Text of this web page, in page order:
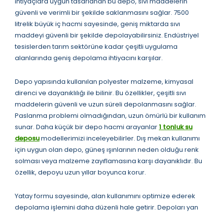
güvenli ve verimli bir şekilde saklanmasını sağlar. 7500
litrelik büyük iç hacmi sayesinde, geniş miktarda sıvı
maddeyi güvenli bir şekilde depolayabilirsiniz. Endüstriyel
tesislerden tarım sektörüne kadar çeşitli uygulama
alanlarında geniş depolama ihtiyacını karşılar.
Depo yapısında kullanılan polyester malzeme, kimyasal
direnci ve dayanıklılığı ile bilinir. Bu özellikler, çeşitli sıvı
maddelerin güvenli ve uzun süreli depolanmasını sağlar.
Paslanma problemi olmadığından, uzun ömürlü bir kullanım
sunar. Daha küçük bir depo hacmi arayanlar1 tonluk su
deposumodellerimizi inceleyebilirler. Dış mekan kullanımı
için uygun olan depo, güneş ışınlarının neden olduğu renk
solması veya malzeme zayıflamasına karşı dayanıklıdır. Bu
özellik, depoyu uzun yıllar boyunca korur.
Yatay formu sayesinde, alan kullanımını optimize ederek
depolama işlemini daha düzenli hale getirir. Depoları yan